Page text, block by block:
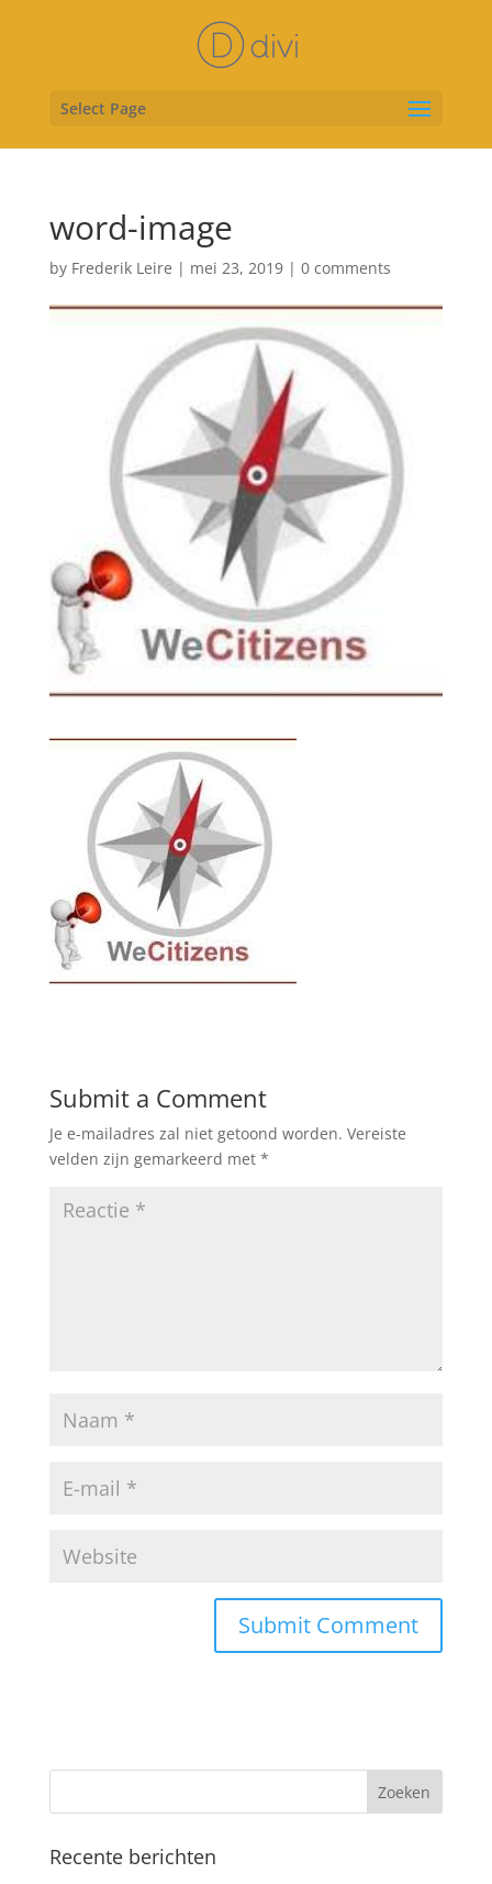
Select Page
word-image
by Frederik Leire | mei 23, 2019| 0 comments
Submit a Comment
Je e-mailadres zal niet getoond worden. Vereiste
velden zijn gemarkeerd met *
Recente berichten